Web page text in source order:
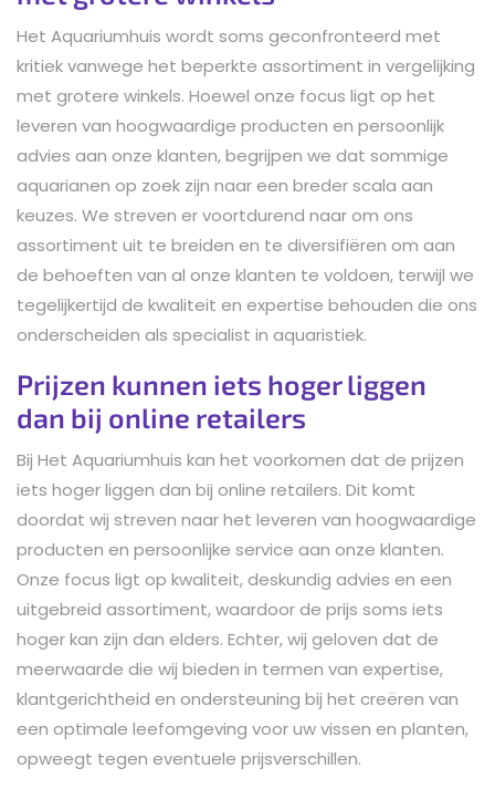
Het Aquariumhuis wordt soms geconfronteerd met
kritiek vanwege het beperkte assortiment in vergelijking
met grotere winkels. Hoewel onze focus ligt op het
leveren van hoogwaardige producten en persoonlijk
advies aan onze klanten, begrijpen we dat sommige
aquarianen op zoek zijn naar een breder scala aan
keuzes. We streven er voortdurend naar om ons
assortiment uit te breiden en te diversifiëren om aan
de behoeften van al onze klanten te voldoen, terwijl we
tegelijkertijd de kwaliteit en expertise behouden die ons
onderscheiden als specialist in aquaristiek.
Prijzen kunnen iets hoger liggen
dan bij online retailers
Bij Het Aquariumhuis kan het voorkomen dat de prijzen
iets hoger liggen dan bij online retailers. Dit komt
doordat wij streven naar het leveren van hoogwaardige
producten en persoonlijke service aan onze klanten.
Onze focus ligt op kwaliteit, deskundig advies en een
uitgebreid assortiment, waardoor de prijs soms iets
hoger kan zijn dan elders. Echter, wij geloven dat de
meerwaarde die wij bieden in termen van expertise,
klantgerichtheid en ondersteuning bij het creëren van
een optimale leefomgeving voor uw vissen en planten,
opweegt tegen eventuele prijsverschillen.